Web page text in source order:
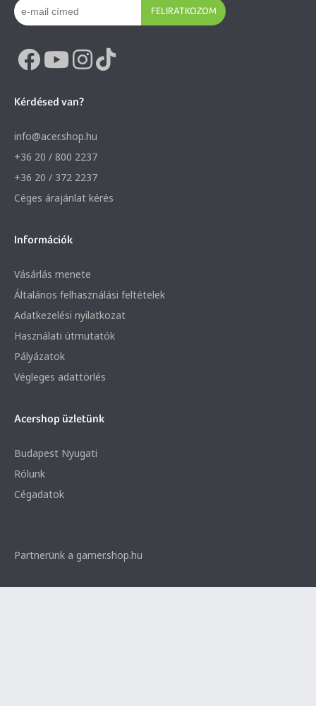
FELIRATKOZOM
Kérdésed van?
info@acer.shop.hu
+36 20 / 800 2237
+36 20 / 372 2237
Céges árajánlat kérés
Információk
Vásárlás menete
Általános felhasználási feltételek
Adatkezelési nyilatkozat
Használati útmutatók
Pályázatok
Végleges adattörlés
Acershop üzletünk
Budapest Nyugati
Rólunk
Cégadatok
Partnerünk a gamer.shop.hu